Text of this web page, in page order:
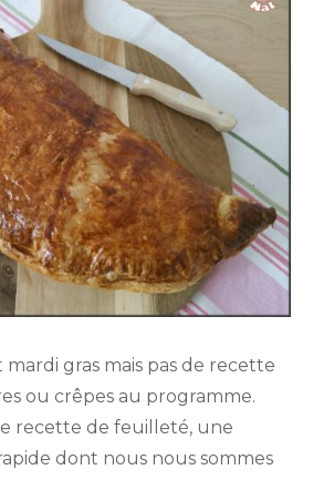
mardi gras mais pas de recette
ou crêpes au programme.
recette de feuilleté, une
dont nous nous sommes